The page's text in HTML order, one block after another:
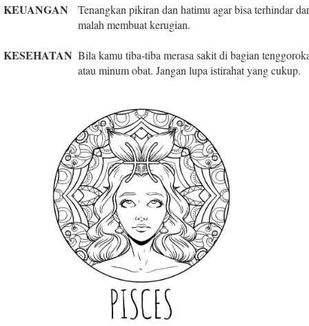
KEUANGAN
Tenangkan pikiran dan hatimu agar bisa terhindar
malah membuat kerugian.
KESEHATAN Bila kamu tiba-tiba merasa sakit di bagian
atau minum obat. Jangan lupa istirahat yang cukup.